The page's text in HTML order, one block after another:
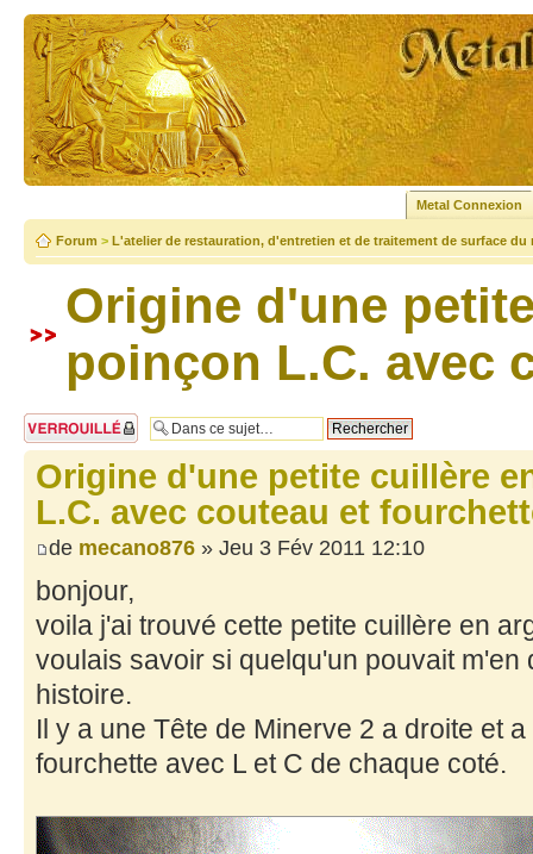
Metal Connexion
Forum > L'atelier de restauration, d'entretien et de traitement de surface du
Origine d'une
poinçon L.C. avec
Sujet verrouillé
Origine d'une petite cuillère
L.C. avec couteau et
de mecano876 » Jeu 3 Fév 2011 12:10
bonjour,
voila j'ai trouvé cette petite cuillère en
voulais savoir si quelqu'un pouvait m'en
histoire.
Il y a une Tête de Minerve 2 a droite et
fourchette avec L et C de chaque coté.